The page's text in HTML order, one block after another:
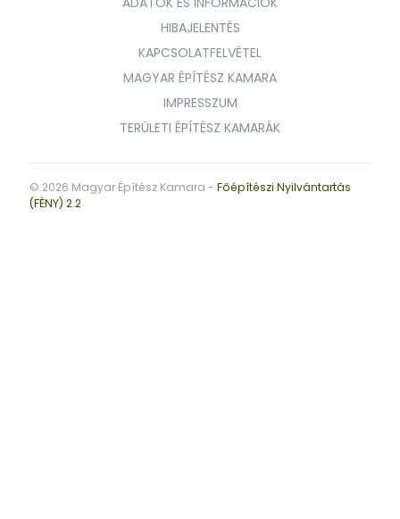
HIBAJELENTÉS
KAPCSOLATFELVÉTEL
MAGYAR ÉPÍTÉSZ KAMARA
IMPRESSZUM
TERÜLETI ÉPÍTÉSZ KAMARÁK
© 2026 Magyar Építész Kamara - Főépítészi Nyilvántartás
(FÉNY) 2.2